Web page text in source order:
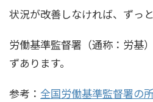
状況が改善しなければ、ずっ
労働基準監督署（通称：労基
ずあります。
参考： 全国労働基準監督署の